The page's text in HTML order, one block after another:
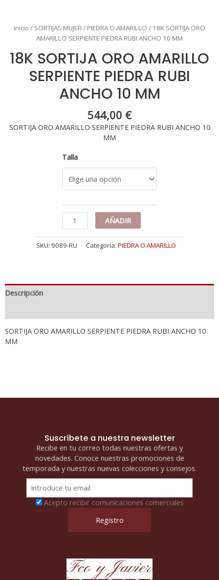
Inicio / SORTIJAS MUJER / PIEDRA O.AMARILLO / 18K SORTIJA ORO
AMARILLO SERPIENTE PIEDRA RUBI ANCHO 10 MM
18K SORTIJA ORO AMARILLO
SERPIENTE PIEDRA RUBI
ANCHO 10 MM
544,00 €
SORTIJA ORO AMARILLO SERPIENTE PIEDRA RUBI ANCHO 10
MM
Talla
18K
SORTIJA
ORO
AMARILLO
ANCHO
cantidad
AÑADIR
SKU: 9089-RU Categoría: PIEDRA O.AMARILLO
Descripción
SORTIJA ORO AMARILLO SERPIENTE PIEDRA RUBI ANCHO 10
MM
Suscríbete a nuestra newsletter
Recibe en tu correo todas nuestras ofertas y
novedades. Conoce nuestras promociones de
temporada y nuestras nuevas colecciones y consejos.
Acepto recibir comunicaciones comerciales